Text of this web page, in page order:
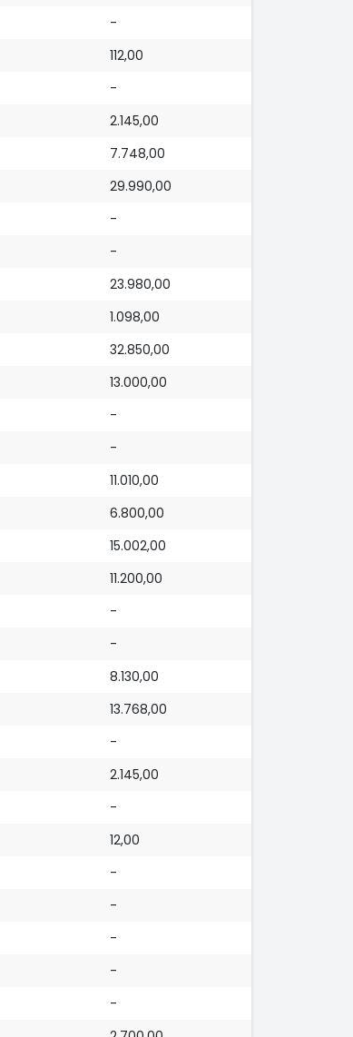
-
112,00
-
2.145,00
7.748,00
29.990,00
-
-
23.980,00
1.098,00
32.850,00
13.000,00
-
-
11.010,00
6.800,00
15.002,00
11.200,00
-
-
8.130,00
13.768,00
-
2.145,00
-
12,00
-
-
-
-
-